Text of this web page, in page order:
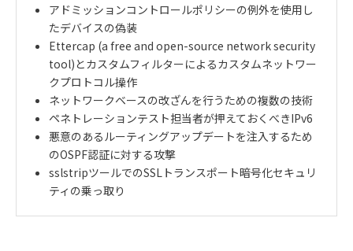
アドミッションコントロールポリシーの例外を使用し
たデバイスの偽装
Ettercap (a free and open-source network security
tool)とカスタムフィルターによるカスタムネットワー
クプロトコル操作
ネットワークベースの改ざんを行うための複数の技術
ペネトレーションテスト担当者が押えておくべきIPv6
悪意のあるルーティングアップデートを注入するため
のOSPF認証に対する攻撃
sslstripツールでのSSLトランスポート暗号化セキュリ
ティの乗っ取り